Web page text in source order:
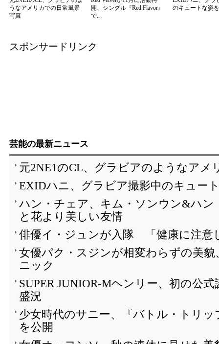
うなアメリカでの日常風景
写真
開、シングル『Red Flavor』
で..
のキュートな姿
スポンサードリンク
芸能の最新ニュース
元2NE1のCL、グラビアのようなアメ
EXIDハニ、グラビア撮影中のキュー
ハン・チェア、キム・ソンウン&ハ
と花より美しい友情
俳優イ・ジュンが入隊 「健康に注意
女優パク・スジンが相変わらずの美
ニック
SUPER JUNIOR-Mヘンリー、初の公
盛況
少女時代のサニー、『バトル・トリ
を公開